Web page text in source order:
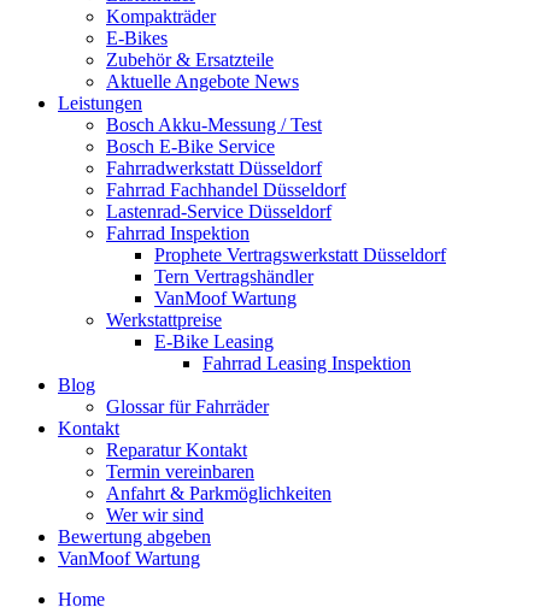
Kompakträder
E-Bikes
Zubehör & Ersatzteile
Aktuelle Angebote News
Leistungen
Bosch Akku-Messung / Test
Bosch E-Bike Service
Fahrradwerkstatt Düsseldorf
Fahrrad Fachhandel Düsseldorf
Lastenrad-Service Düsseldorf
Fahrrad Inspektion
Prophete Vertragswerkstatt Düsseldorf
Tern Vertragshändler
VanMoof Wartung
Werkstattpreise
E-Bike Leasing
Fahrrad Leasing Inspektion
Blog
Glossar für Fahrräder
Kontakt
Reparatur Kontakt
Termin vereinbaren
Anfahrt & Parkmöglichkeiten
Wer wir sind
Bewertung abgeben
VanMoof Wartung
Home